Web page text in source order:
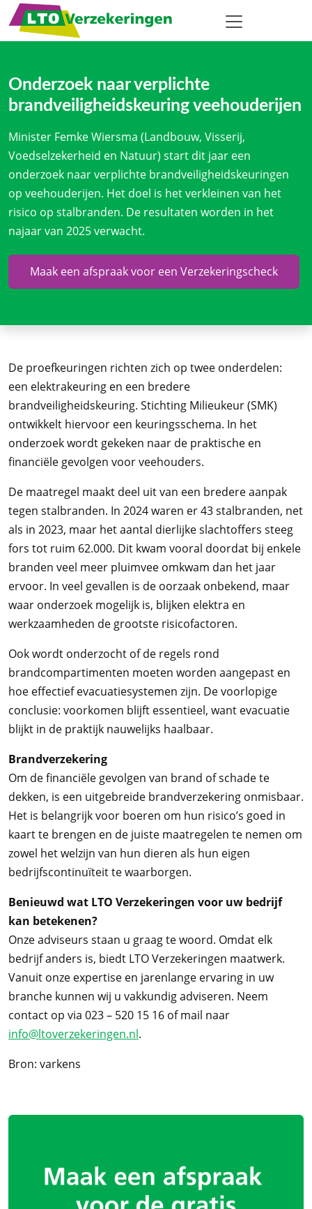
Onderzoek naar verplichte
brandveiligheidskeuring veehouderijen
Minister Femke Wiersma (Landbouw, Visserij,
Voedselzekerheid en Natuur) start dit jaar een
onderzoek naar verplichte brandveiligheidskeuringen
op veehouderijen. Het doel is het verkleinen van het
risico op stalbranden. De resultaten worden in het
najaar van 2025 verwacht.
Maak een afspraak voor een Verzekeringscheck
De proefkeuringen richten zich op twee onderdelen:
een elektrakeuring en een bredere
brandveiligheidskeuring. Stichting Milieukeur (SMK)
ontwikkelt hiervoor een keuringsschema. In het
onderzoek wordt gekeken naar de praktische en
financiële gevolgen voor veehouders.
De maatregel maakt deel uit van een bredere aanpak
tegen stalbranden. In 2024 waren er 43 stalbranden, net
als in 2023, maar het aantal dierlijke slachtoffers steeg
fors tot ruim 62.000. Dit kwam vooral doordat bij enkele
branden veel meer pluimvee omkwam dan het jaar
ervoor. In veel gevallen is de oorzaak onbekend, maar
waar onderzoek mogelijk is, blijken elektra en
werkzaamheden de grootste risicofactoren.
Ook wordt onderzocht of de regels rond
brandcompartimenten moeten worden aangepast en
hoe effectief evacuatiesystemen zijn. De voorlopige
conclusie: voorkomen blijft essentieel, want evacuatie
blijkt in de praktijk nauwelijks haalbaar.
Brandverzekering
Om de financiële gevolgen van brand of schade te
dekken, is een uitgebreide brandverzekering onmisbaar.
Het is belangrijk voor boeren om hun risico’s goed in
kaart te brengen en de juiste maatregelen te nemen om
zowel het welzijn van hun dieren als hun eigen
bedrijfscontinuïteit te waarborgen.
Benieuwd wat LTO Verzekeringen voor uw bedrijf
kan betekenen?
Onze adviseurs staan u graag te woord. Omdat elk
bedrijf anders is, biedt LTO Verzekeringen maatwerk.
Vanuit onze expertise en jarenlange ervaring in uw
branche kunnen wij u vakkundig adviseren. Neem
contact op via 023 – 520 15 16 of mail naar
info@ltoverzekeringen.nl.
Bron: varkens